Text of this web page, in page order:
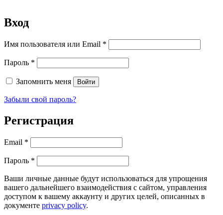
Вход
Имя пользователя или Email *
Пароль *
Запомнить меня Войти
Забыли свой пароль?
Регистрация
Email *
Пароль *
Ваши личные данные будут использоваться для упрощения
вашего дальнейшего взаимодействия с сайтом, управления
доступом к вашему аккаунту и других целей, описанных в
документе privacy policy.